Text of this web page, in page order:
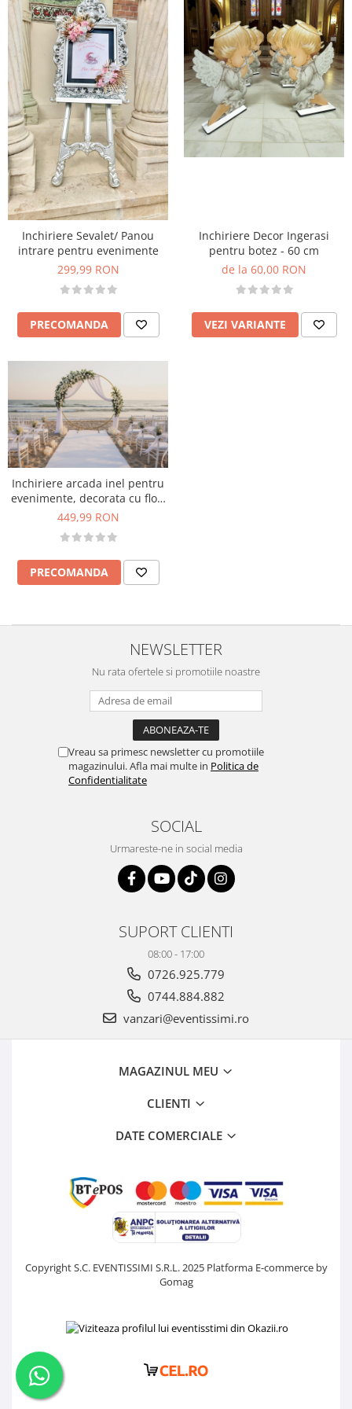
Inchiriere Sevalet/ Panou
intrare pentru evenimente
299,99 RON
PRECOMANDA
Inchiriere Decor Ingerasi
pentru botez - 60 cm
de la 60,00 RON
VEZI VARIANTE
Inchiriere arcada inel pentru
evenimente, decorata cu flori
si voal, alb- verde
449,99 RON
PRECOMANDA
NEWSLETTER
Nu rata ofertele si promotiile noastre
Vreau sa primesc newsletter cu promotiile
magazinului. Afla mai multe in Politica de
Confidentialitate
SOCIAL
Urmareste-ne in social media
SUPORT CLIENTI
08:00 - 17:00
0726.925.779
0744.884.882
vanzari@eventissimi.ro
MAGAZINUL MEU
CLIENTI
DATE COMERCIALE
Copyright S.C. EVENTISSIMI S.R.L. 2025 Platforma E-commerce by
Gomag